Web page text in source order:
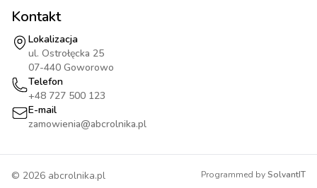
Kontakt
Lokalizacja
ul. Ostrołęcka 25
07-440 Goworowo
Telefon
+48 727 500 123
E-mail
zamowienia@abcrolnika.pl
© 2026 abcrolnika.pl Programmed bySolvantIT